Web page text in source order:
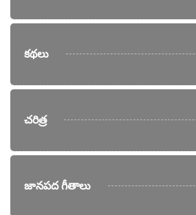
కథలు
చరిత్ర
జానపద గీతాలు